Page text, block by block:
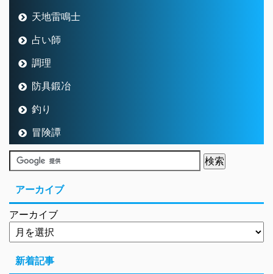
天地雷鳴士
占い師
調理
防具鍛冶
釣り
冒険譚
アーカイブ
アーカイブ
新着記事